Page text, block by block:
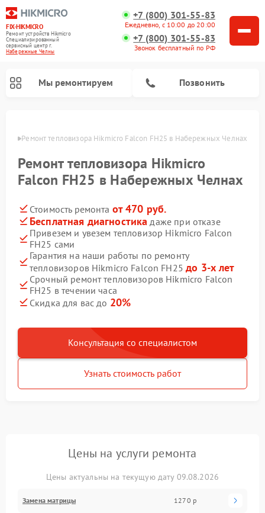
FIX-HIKMICRO
Ремонт устройств Hikmicro
Специализированный
cервисный центр г.
Набережные Челны
+7 (800) 301-55-83
Ежедневно, с 10:00 до 20:00
+7 (800) 301-55-83
Звонок бесплатный по РФ
Мы ремонтируем Позвонить
Ремонт тепловизора Hikmicro Falcon FH25 в Набережных Челнах
Ремонт тепловизора Hikmicro
Falcon FH25 в Набережных Челнах
Стоимость ремонта от 470 руб.
Бесплатная диагностика даже при отказе
Привезем и увезем тепловизор Hikmicro Falcon
FH25 сами
Гарантия на наши работы по ремонту
тепловизоров Hikmicro Falcon FH25до 3-х лет
Срочный ремонт тепловизоров Hikmicro Falcon
FH25 в течении часа
Скидка для вас до 20%
Консультация со специалистом
Узнать стоимость работ
Цены на услуги ремонта
Цены актуальны на текущую дату 09.08.2026
Замена матрицы 1270 р